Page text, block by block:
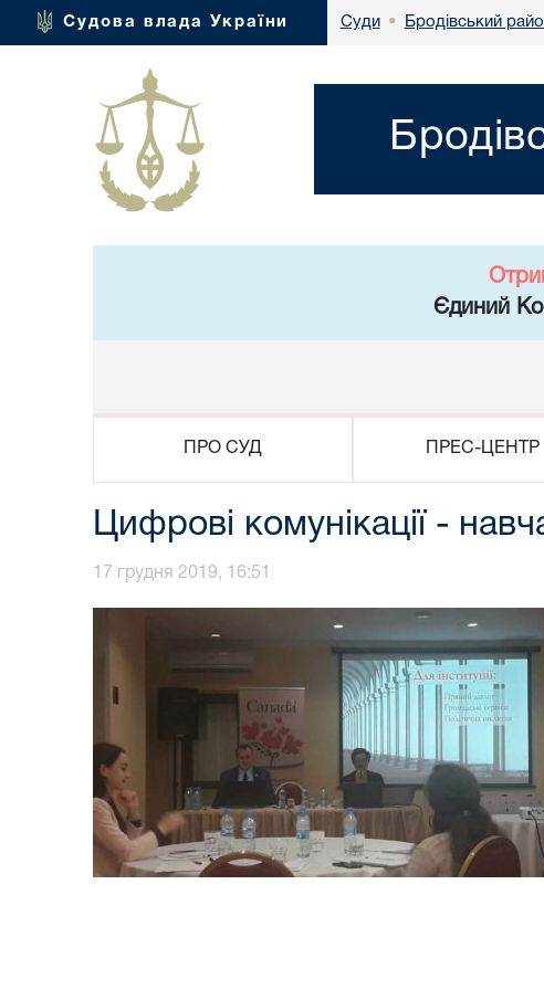
Судова влада України Суди • Бродівський
Єдиний
ПРО СУД ПРЕС-ЦЕНТР
Цифрові комунікації -
17 грудня 2019, 16:51